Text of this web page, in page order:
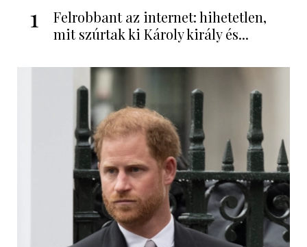
1
Felrobbant az internet: hihetetlen,
mit szúrtak ki Károly király és...